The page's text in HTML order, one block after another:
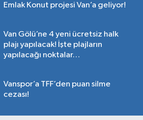
Emlak Konut projesi Van’a geliyor!
Van Gölü’ne 4 yeni ücretsiz halk
plajı yapılacak! İşte plajların
yapılacağı noktalar…
Vanspor’a TFF’den puan silme
cezası!